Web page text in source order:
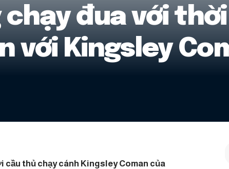
đua với
với Kingsley
cầu thủ chạy cánh Kingsley Coman của